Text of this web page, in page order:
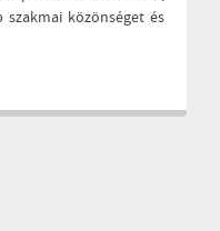
szakmai közönséget és